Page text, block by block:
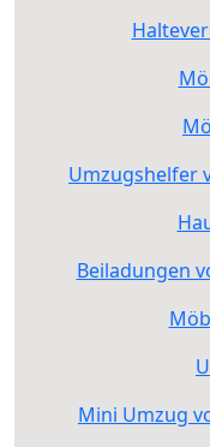
Umzugshelfer
Beiladungen
Mini Umzug